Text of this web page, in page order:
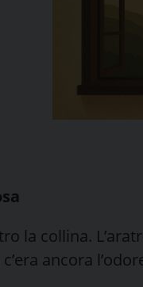
la collina.
ancora